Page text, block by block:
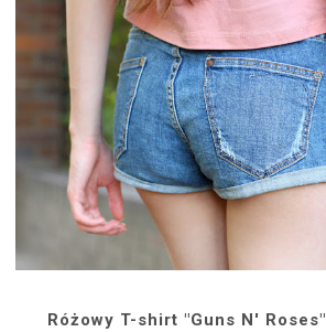
Różowy T-shirt "Guns N' Roses"